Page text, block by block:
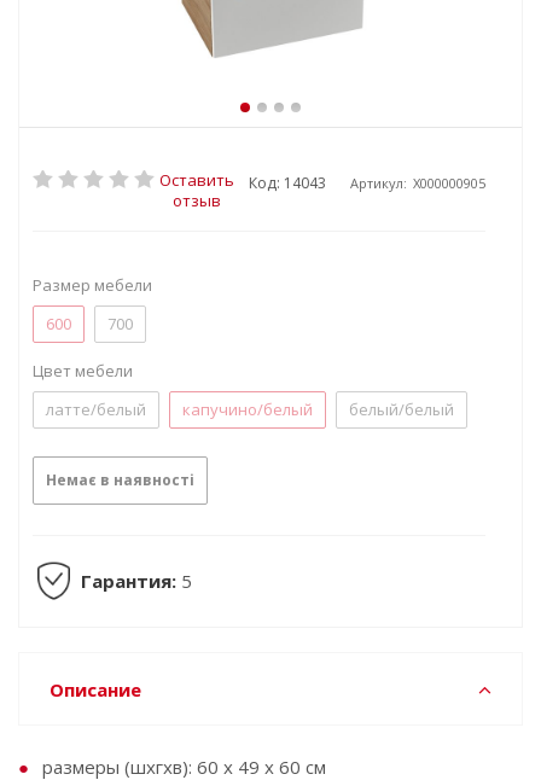
Оставить
отзыв
Код: 14043 Артикул: X000000905
Размер мебели
600
700
Цвет мебели
латте/белый
капучино/белый белый/белый
Немає в наявності
Гарантия: 5
Описание
размеры (шxгхв): 60 x 49 x 60 см